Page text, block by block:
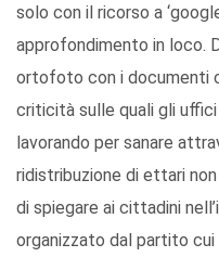
solo con il ricorso a
approfondimento in loco.
ortofoto con i documenti
criticità sulle quali gli
lavorando per sanare
ridistribuzione di ettari
di spiegare ai cittadini
organizzato dal partito cui